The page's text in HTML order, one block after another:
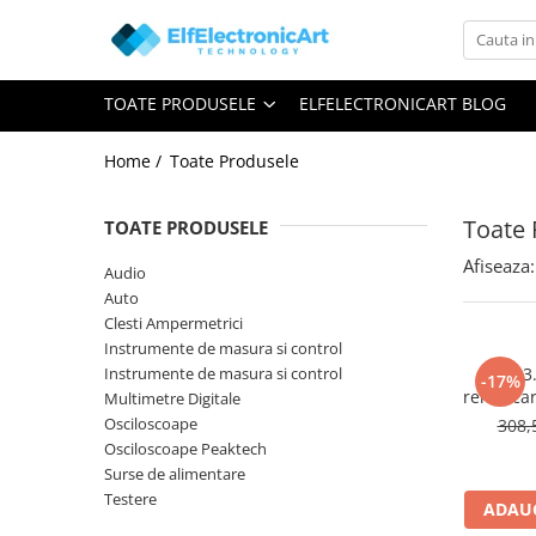
Toate Produsele
Audio
Clesti Ampermetrici
Scule Atelier
Surse de alimentare
Termometre
Osciloscoape
Osciloscoape AXIOMET
TOATE PRODUSELE ELFELECTRONICART BLOG
Home / Toate Produsele
Toate
TOATE PRODUSELE
Audio
Auto
Clesti Ampermetrici
Instrumente de masura si control
Instrumente de masura si control
Multimetre Digitale
Osciloscoape
Osciloscoape Peaktech
Surse de alimentare
Testere
Afiseaza:
-17%
sau